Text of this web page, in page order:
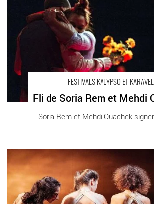
FESTIVALS KALYPSO ET KARAVEL
Fli de Soria Rem et Mehdi
Muses du chorégraphe Anthony Egéa -
Paris Théâtre de la Cité Internationale